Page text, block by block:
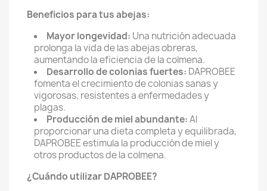
Beneficios para tus abejas:
Mayor longevidad: Una nutrición adecuada
prolonga la vida de las abejas obreras,
aumentando la eficiencia de la colmena.
Desarrollo de colonias fuertes: DAPROBEE
fomenta el crecimiento de colonias sanas y
vigorosas, resistentes a enfermedades y
plagas.
Producción de miel abundante:Al
proporcionar una dieta completa y equilibrada,
DAPROBEE estimula la producción de miel y
otros productos de la colmena.
¿Cuándo utilizar DAPROBEE?